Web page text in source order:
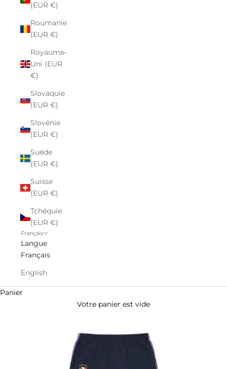
(EUR €)
Roumanie
(EUR €)
Royaume-
Uni (EUR
€)
Slovaquie
(EUR €)
Slovénie
(EUR €)
Suède
(EUR €)
Suisse
(EUR €)
Tchéquie
(EUR €)
Français
Langue
Français
English
Panier
Votre panier est vide